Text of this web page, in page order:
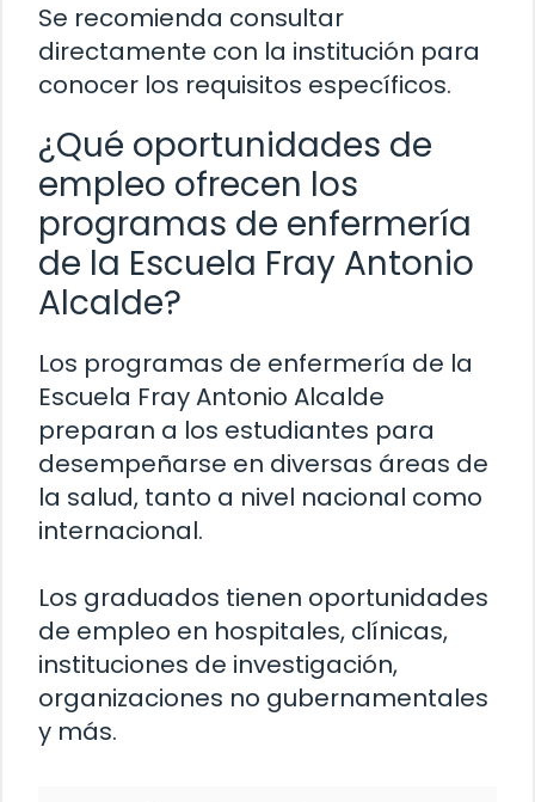
Se recomienda consultar
directamente con la institución para
conocer los requisitos específicos.
¿Qué oportunidades de
empleo ofrecen los
programas de enfermería
de la Escuela Fray Antonio
Alcalde?
Los programas de enfermería de la
Escuela Fray Antonio Alcalde
preparan a los estudiantes para
desempeñarse en diversas áreas de
la salud, tanto a nivel nacional como
internacional.
Los graduados tienen oportunidades
de empleo en hospitales, clínicas,
instituciones de investigación,
organizaciones no gubernamentales
y más.